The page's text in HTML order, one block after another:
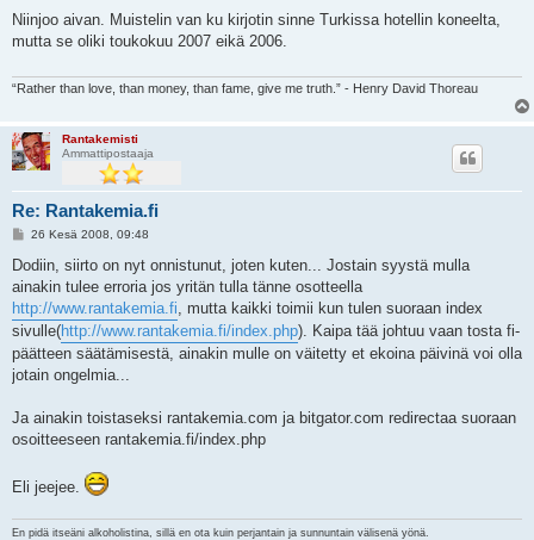
e
t
Niinjoo aivan. Muistelin van ku kirjotin sinne Turkissa hotellin koneelta,
mutta se oliki toukokuu 2007 eikä 2006.
“Rather than love, than money, than fame, give me truth.” - Henry David Thoreau
Rantakemisti
Ammattipostaaja
Re: Rantakemia.fi
V
e
t
i
26 Kesä 2008, 09:48
Dodiin, siirto on nyt onnistunut, joten kuten... Jostain syystä mulla
ainakin tulee erroria jos yritän tulla tänne osotteella
http://www.rantakemia.fi , mutta kaikki toimii kun tulen suoraan index
sivulle(http://www.rantakemia.fi/index.php). Kaipa tää johtuu vaan tosta fi-
päätteen säätämisestä, ainakin mulle on väitetty et ekoina päivinä voi olla
jotain ongelmia...
Ja ainakin toistaseksi rantakemia.com ja bitgator.com redirectaa suoraan
osoitteeseen rantakemia.fi/index.php
Eli jeejee.
En pidä itseäni alkoholistina, sillä en ota kuin perjantain ja sunnuntain välisenä yönä.